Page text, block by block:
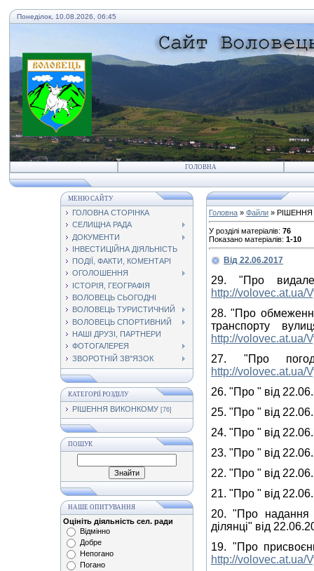
Понеділок, 10.08.2026, 06:45
ГОЛОВНА
МЕНЮ САЙТУ
ГОЛОВНА СТОРІНКА
СЕЛИЩНА РАДА
ДОКУМЕНТИ
ІНВЕСТИЦІЙНА ДІЯЛЬНІСТЬ
ПОДІЇ, ФАКТИ, КОМЕНТАРІ
ОГОЛОШЕННЯ
ІСТОРІЯ, ГЕОГРАФІЯ
ВОЛОВЕЦЬ СЬОГОДНІ
ВОЛОВЕЦЬ ТУРИСТИЧНИЙ
ВОЛОВЕЦЬ СПОРТИВНИЙ
НАШІ ДРУЗІ, ПАРТНЕРИ
ФОТОГАЛЕРЕЯ
ЗВОРОТНІЙ ЗВ"ЯЗОК
КАТЕГОРІЇ РОЗДІЛУ
РІШЕННЯ ВИКОНКОМУ [76]
ПОШУК
НАШЕ ОПИТУВАННЯ
Оцініть діяльність сел. ради
Відмінно
Добре
Непогано
Погано
Головна » Файли »
У розділі матеріалів: 76
Показано матеріалів: 1-10
Від 22.06.2017
29. "Про
http://volovec.at.ua/
28. "Про
транспорту
http://volovec.at.ua/
27. "Про
http://volovec.at.ua/
26. "Про " від
25. "Про " від
24. "Про " від
23. "Про " від
22. "Про " від
21. "Про " від
20. "Про надання
ділянці" від
19. "Про
http://volovec.at.ua/